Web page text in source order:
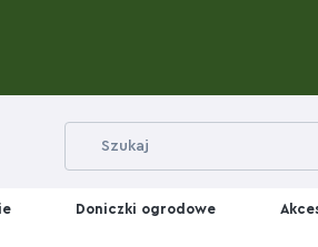
Doniczki ogrodowe